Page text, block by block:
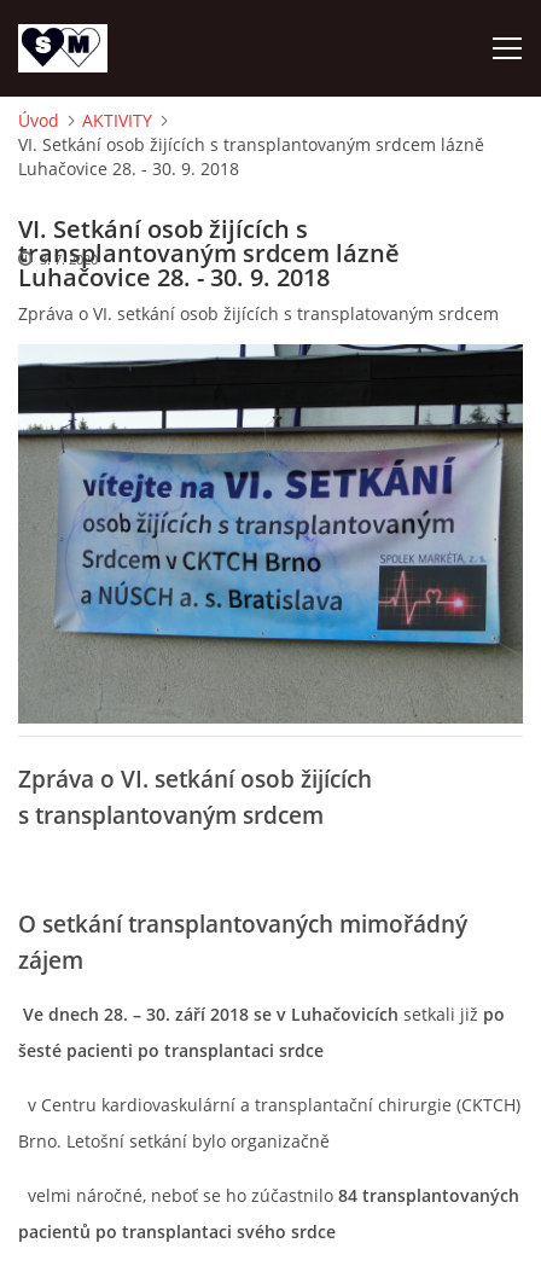
ÚVOD
O NÁS
AKTUALITY
OZ DAR ŽIVOTA
AKTIVITY
NAPSALI O NÁS
OCENĚNÍ
REPORTÁŽE
FOTOGALERIE
VIDEO
VALNÁ HROMADA
© 2026 eStránky.cz
Úvod
AKTIVITY
VI. Setkání osob žijících s transplantovaným srdcem lázně
Luhačovice 28. - 30. 9. 2018
VI. Setkání osob žijících s
transplantovaným srdcem lázně
Luhačovice 28. - 30. 9. 2018
Zpráva o VI. setkání osob žijících s transplatovaným srdcem
3. 7. 2020
Zpráva o VI. setkání osob žijících
s transplantovaným srdcem
O setkání transplantovaných mimořádný
zájem
Ve dnech 28. – 30. září 2018 se v Luhačovicích setkali již po
šesté pacienti po transplantaci srdce
v Centru kardiovaskulární a transplantační chirurgie (CKTCH)
Brno. Letošní setkání bylo organizačně
velmi náročné, neboť se ho zúčastnilo 84 transplantovaných
pacientů po transplantaci svého srdce